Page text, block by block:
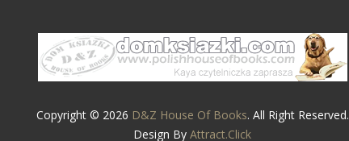
Copyright © 2026 D&Z House Of Books. All Right Reserved.
Design By Attract.Click